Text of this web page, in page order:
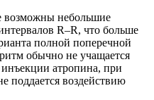
возможны небольшие
R–R, что больше
полной поперечной
обычно не учащается
атропина, при
поддается воздействию